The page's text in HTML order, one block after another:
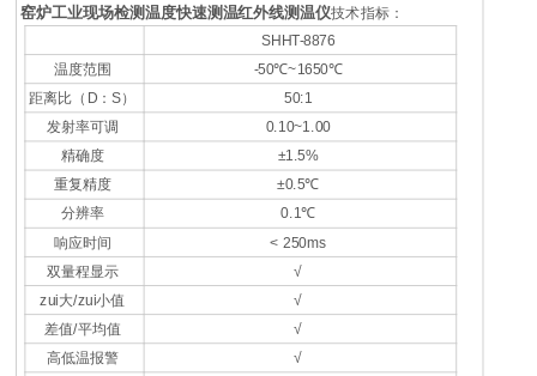
窑炉工业现场检测温度快速测温红外线测温仪技术指标：
SHHT-8876
温度范围
-50℃~1650℃
距离比（D：S）
50:1
发射率可调
0.10~1.00
精确度
±1.5%
重复精度
±0.5℃
分辨率
0.1℃
响应时间
< 250ms
双量程显示
√
zui大/zui小值
√
差值/平均值
√
高低温报警
√